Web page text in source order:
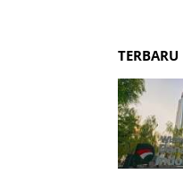
TERBARU